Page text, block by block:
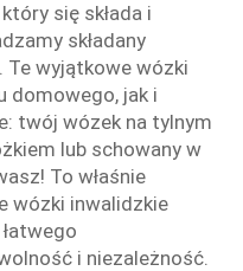
się składa i
składany
Te wyjątkowe wózki
domowego, jak i
twój wózek na tylnym
lub schowany w
To właśnie
wózki inwalidzkie
i niezależność.